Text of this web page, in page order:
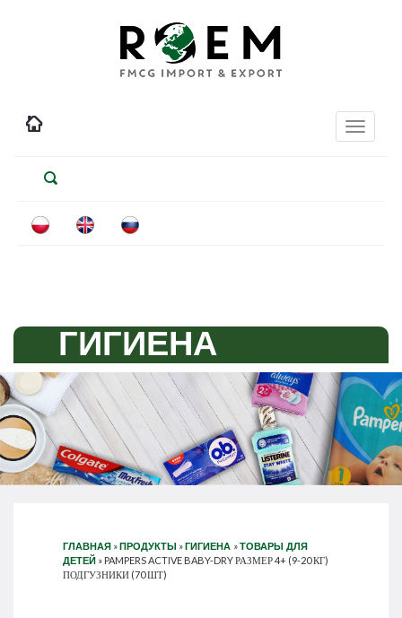
Toggle
ГИГИЕНА
ГЛАВНАЯ »ПРОДУКТЫ »ГИГИЕНА »ТОВАРЫ ДЛЯ
ДЕТЕЙ » PAMPERS ACTIVE BABY-DRY РАЗМЕР 4+ (9-20 КГ)
ПОДГУЗНИКИ (70 ШТ)